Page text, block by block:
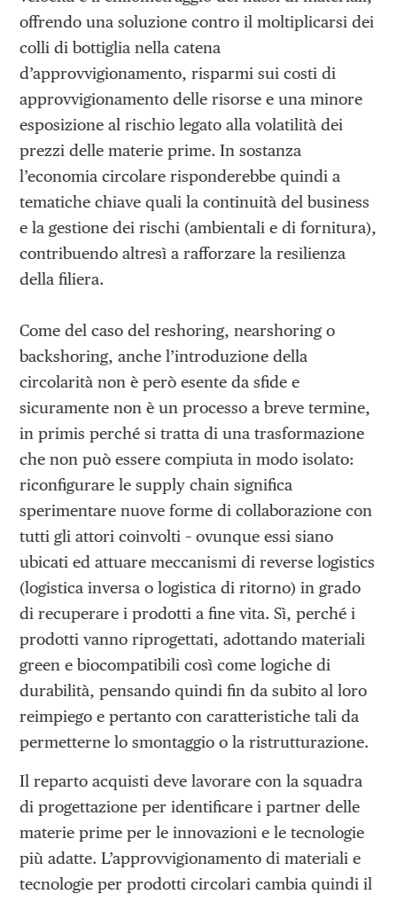
offrendo una soluzione contro il moltiplicarsi dei
colli di bottiglia nella catena
d’approvvigionamento, risparmi sui costi di
approvvigionamento delle risorse e una minore
esposizione al rischio legato alla volatilità dei
prezzi delle materie prime. In sostanza
l’economia circolare risponderebbe quindi a
tematiche chiave quali la continuità del business
e la gestione dei rischi (ambientali e di fornitura),
contribuendo altresì a rafforzare la resilienza
della filiera.
Come del caso del reshoring, nearshoring o
backshoring, anche l’introduzione della
circolarità non è però esente da sfide e
sicuramente non è un processo a breve termine,
in primis perché si tratta di una trasformazione
che non può essere compiuta in modo isolato:
riconfigurare le supply chain significa
sperimentare nuove forme di collaborazione con
tutti gli attori coinvolti – ovunque essi siano
ubicati ed attuare meccanismi di reverse logistics
(logistica inversa o logistica di ritorno) in grado
di recuperare i prodotti a fine vita. Sì, perché i
prodotti vanno riprogettati, adottando materiali
green e biocompatibili così come logiche di
durabilità, pensando quindi fin da subito al loro
reimpiego e pertanto con caratteristiche tali da
permetterne lo smontaggio o la ristrutturazione.
Il reparto acquisti deve lavorare con la squadra
di progettazione per identificare i partner delle
materie prime per le innovazioni e le tecnologie
più adatte. L’approvvigionamento di materiali e
tecnologie per prodotti circolari cambia quindi il